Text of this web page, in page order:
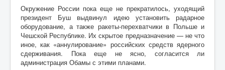
Окружение России пока еще не прекратилось, уходящий
президент Буш выдвинул идею установить радарное
оборудование, а также ракеты-перехватчики в Польше и
Чешской Республике. Их скрытое предназначение — не что
иное, как «аннулирование» российских средств ядерного
сдерживания. Пока еще не ясно, согласится ли
администрация Обамы с этими планами.